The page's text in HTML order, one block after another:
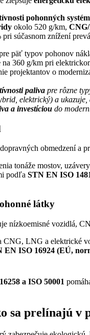
pohonných
okolo 520 g/km,
súčasnom znížení
paliva pre rôzne
elektrický) a ukazuje,
a investíciou do
obmedzení a
tonáže mostov,
podľa STN EN ISO
látky
nízkoemisné vozidlá,
CNG, LNG a elektrické
EN ISO 16924 (EÚ,
a ISO 50001
sa prelínajú v